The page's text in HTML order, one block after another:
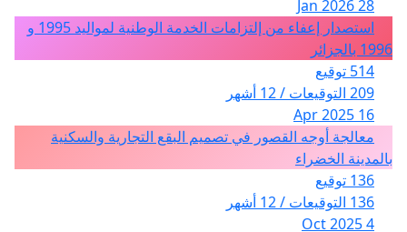
28 Jan 2026
استصدار إعفاء من إلتزامات الخدمة الوطنية لمواليد 1995 و
1996 بالجزائر
514 توقيع
209 التوقيعات / 12 أشهر
16 Apr 2025
معالجة أوجه القصور في تصميم البقع التجارية والسكنية
بالمدينة الخضراء
136 توقيع
136 التوقيعات / 12 أشهر
4 Oct 2025